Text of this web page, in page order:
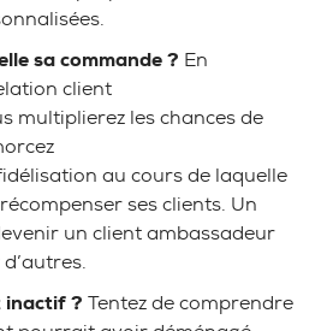
sa commande ? En
client
multiplierez les chances de
au cours de laquelle
ses clients. Un
un client ambassadeur
inactif ? Tentez de comprendre